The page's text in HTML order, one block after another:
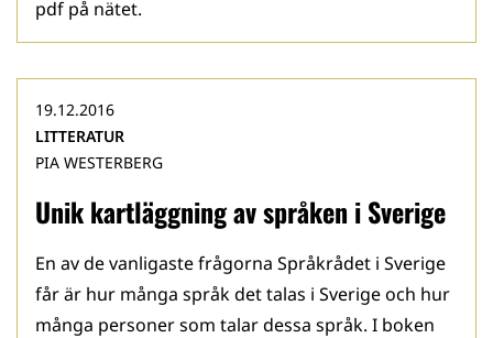
pdf på nätet.
Unik kartläggning av språken i Sverige
19.12.2016
LITTERATUR
PIA WESTERBERG
En av de vanligaste frågorna Språkrådet i Sverige
får är hur många språk det talas i Sverige och hur
många personer som talar dessa språk. I boken